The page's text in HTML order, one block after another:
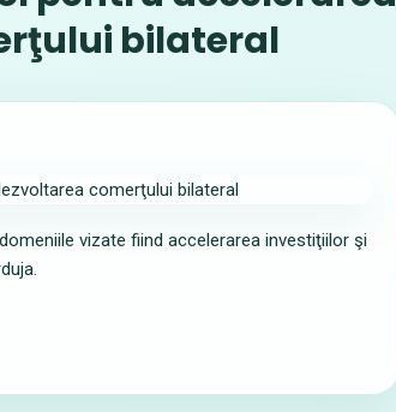
bilateral
vizate fiind accelerarea investiţiilor şi